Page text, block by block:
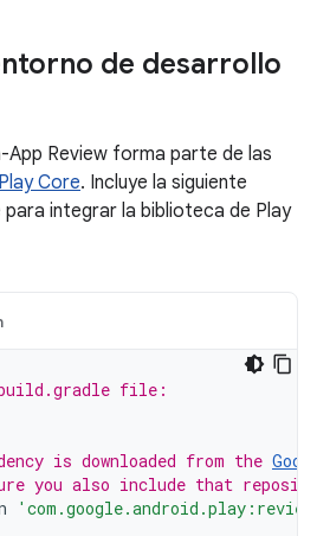
de desarrollo
App Review forma parte de las
Core. Incluye la siguiente
para integrar la biblioteca de Play
file:
is downloaded from the
you also include that